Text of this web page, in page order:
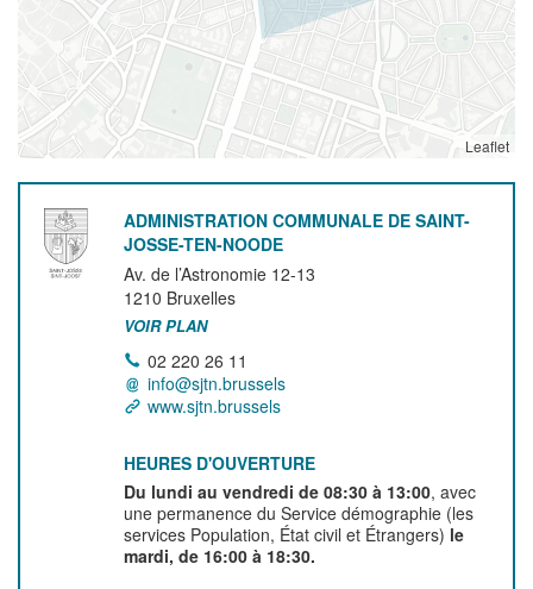
Leaflet
ADMINISTRATION COMMUNALE DE SAINT-
JOSSE-TEN-NOODE
Av. de l’Astronomie 12-13
1210 Bruxelles
VOIR PLAN
02 220 26 11
info@sjtn.brussels
www.sjtn.brussels
HEURES D'OUVERTURE
Du lundi au vendredi de 08:30 à 13:00, avec
une permanence du Service démographie (les
services Population, État civil et Étrangers) le
mardi, de 16:00 à 18:30.